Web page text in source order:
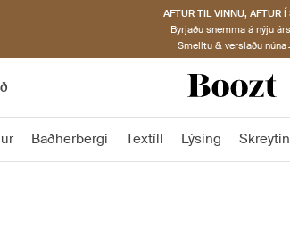
AFTUR TIL VINNU, AFTUR Í
Byrjaðu snemma á nýju
Smelltu & verslaðu
Baðherbergi Textíll Lýsing